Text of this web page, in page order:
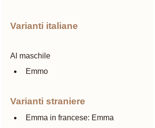
Varianti italiane
Al maschile
Emmo
Varianti straniere
Emma in francese: Emma